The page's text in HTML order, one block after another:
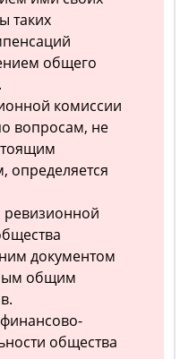
таких
общего
комиссии
вопросам, не
определяется
ревизионной
документом
общим
общества